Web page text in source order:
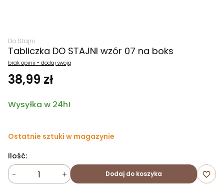
Do Stajni
Tabliczka DO STAJNI wzór 07 na boks
brak opinii - dodaj swoją
38,99 zł
Wysyłka w 24h!
Ostatnie sztuki w magazynie
Ilość:
- + Dodaj do koszyka favorite_border